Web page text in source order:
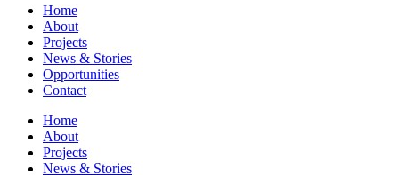
Home
About
Projects
News & Stories
Opportunities
Contact
Home
About
Projects
News & Stories